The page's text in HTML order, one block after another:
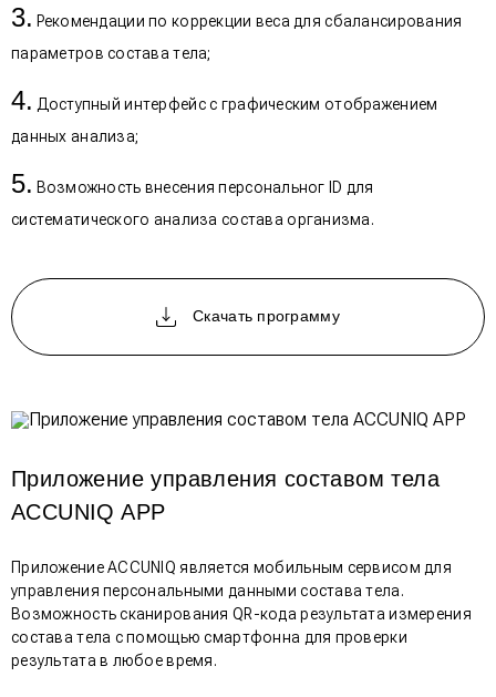
Рекомендации по коррекции веса для сбалансирования
параметров состава тела;
Доступный интерфейс с графическим отображением
данных анализа;
Возможность внесения персональног ID для
систематического анализа состава организма.
Скачать программу
Приложение управления составом тела
ACCUNIQ APP
Приложение ACCUNIQ является мобильным сервисом для
управления персональными данными состава тела.
Возможность сканирования QR-кода результата измерения
состава тела с помощью смартфонна для проверки
результата в любое время.